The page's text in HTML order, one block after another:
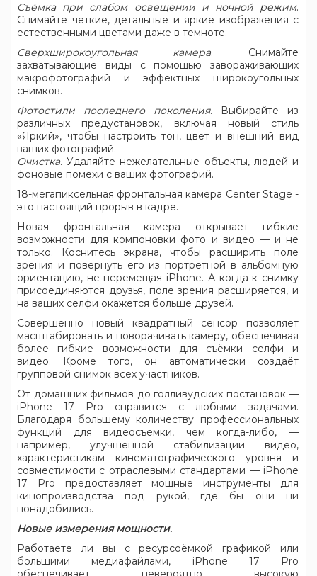
Съёмка при слабом освещении и ночной режим.
Снимайте чёткие, детальные и яркие изображения с
естественными цветами даже в темноте.
Сверхширокоугольная камера. Снимайте
захватывающие виды с помощью завораживающих
макрофотографий и эффектных широкоугольных
снимков.
Фотостили последнего поколения. Выбирайте из
различных предустановок, включая новый стиль
«Яркий», чтобы настроить тон, цвет и внешний вид
ваших фотографий.
Очистка. Удаляйте нежелательные объекты, людей и
фоновые помехи с ваших фотографий.
18-мегапиксельная фронтальная камера Center Stage -
это настоящий прорыв в кадре.
Новая фронтальная камера открывает гибкие
возможности для компоновки фото и видео — и не
только. Коснитесь экрана, чтобы расширить поле
зрения и повернуть его из портретной в альбомную
ориентацию, не перемещая iPhone. А когда к снимку
присоединяются друзья, поле зрения расширяется, и
на ваших селфи окажется больше друзей.
Совершенно новый квадратный сенсор позволяет
масштабировать и поворачивать камеру, обеспечивая
более гибкие возможности для съёмки селфи и
видео. Кроме того, он автоматически создаёт
групповой снимок всех участников.
От домашних фильмов до голливудских постановок —
iPhone 17 Pro справится с любыми задачами.
Благодаря большему количеству профессиональных
функций для видеосъемки, чем когда-либо, —
например, улучшенной стабилизации видео,
характеристикам кинематографического уровня и
совместимости с отраслевыми стандартами — iPhone
17 Pro предоставляет мощные инструменты для
кинопроизводства под рукой, где бы они ни
понадобились.
Новые измерения мощности.
Работаете ли вы с ресурсоёмкой графикой или
большими медиафайлами, iPhone 17 Pro